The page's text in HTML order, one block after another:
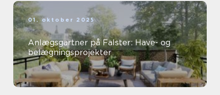
01. oktober 2025
Anlægsgartner på Falster: Have- og
belægningsprojekter